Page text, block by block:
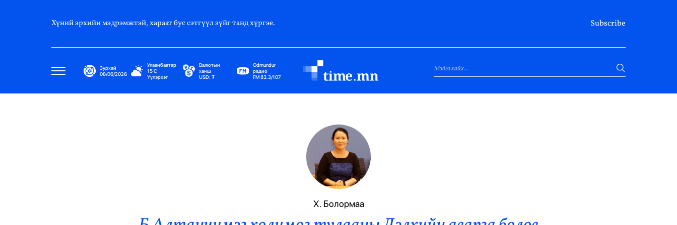
Хүний эрхийн мэдрэмжтэй, хараат бус сэтгүүл зүйг танд хүргэе. Subscribe
Зурхай
08/06/2026
Улаанбаатар
15C
Үүлэрхэг
Валютын
ханш
USD:₮
Odmundur
радио
FM 83.3/107
Гадаад Харилцаа
Элчин Сайд
Парламент
Засгийн Газар
Х. Болормаа